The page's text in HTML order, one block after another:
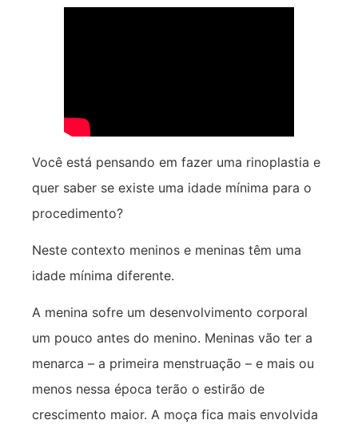
Você está pensando em fazer uma rinoplastia e
quer saber se existe uma idade mínima para o
procedimento?
Neste contexto meninos e meninas têm uma
idade mínima diferente.
A menina sofre um desenvolvimento corporal
um pouco antes do menino. Meninas vão ter a
menarca – a primeira menstruação – e mais ou
menos nessa época terão o estirão de
crescimento maior. A moça fica mais envolvida